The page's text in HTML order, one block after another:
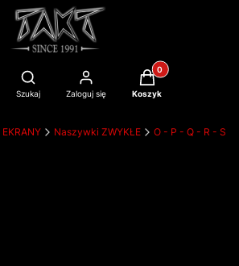
Otwórz wyszukiwarkę
Szukaj Zaloguj się
Produkty w
Koszyk
Naszywki ZWYKŁE O - P - Q - R - S